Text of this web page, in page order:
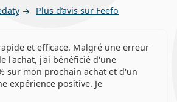
Plus d’avis sur Feefo
et efficace. Malgré une erreur
l'achat, j'ai bénéficié d'une
sur mon prochain achat et d'un
expérience positive. Je